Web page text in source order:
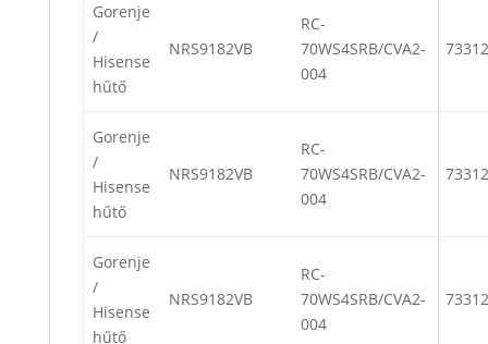
Gorenje
/
Hisense
hűtő
NRS9182VB
RC-
70WS4SRB/CVA2-
004
Gorenje
/
Hisense
hűtő
NRS9182VB
RC-
70WS4SRB/CVA2-
004
Gorenje
/
Hisense
hűtő
NRS9182VB
RC-
70WS4SRB/CVA2-
004